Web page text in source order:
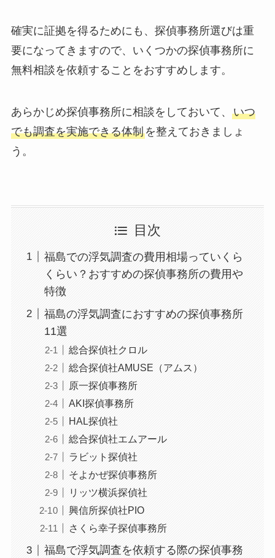
確実に証拠を得るためにも、探偵事務所選びは重
要になってきますので、いくつかの探偵事務所に
無料相談を依頼することをおすすめします。
あらかじめ探偵事務所に相談をしておいて、 いつ
でも調査を実施できる体制を整えておきましょ
う。
目次
福島での浮気調査の費用相場っていくら
くらい？おすすめの探偵事務所の費用や
特徴
福島の浮気調査におすすめの探偵事務所
11選
総合探偵社クロル
総合探偵社AMUSE（アムス）
原一探偵事務所
AKI探偵事務所
HAL探偵社
総合探偵社エムアール
ラビット探偵社
そよかぜ探偵事務所
リッツ横浜探偵社
興信所探偵社PIO
さくら幸子探偵事務所
福島で浮気調査を依頼する際の探偵事務